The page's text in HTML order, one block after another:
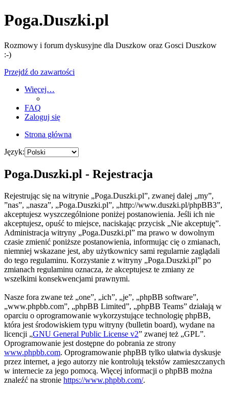
Poga.Duszki.pl
Rozmowy i forum dyskusyjne dla Duszkow oraz Gosci Duszkow
:-)
Przejdź do zawartości
Więcej…
FAQ
Zaloguj się
Strona główna
Język:
Poga.Duszki.pl - Rejestracja
Rejestrując się na witrynie „Poga.Duszki.pl”, zwanej dalej „my”,
”nas”, „nasza”, „Poga.Duszki.pl”, „http://www.duszki.pl/phpBB3”,
akceptujesz wyszczególnione poniżej postanowienia. Jeśli ich nie
akceptujesz, opuść to miejsce, naciskając przycisk „Nie akceptuję”.
Administracja witryny „Poga.Duszki.pl” ma prawo w dowolnym
czasie zmienić poniższe postanowienia, informując cię o zmianach,
niemniej wskazane jest, aby użytkownicy sami regularnie zaglądali
do tego regulaminu. Korzystanie z witryny „Poga.Duszki.pl” po
zmianach regulaminu oznacza, że akceptujesz te zmiany ze
wszelkimi konsekwencjami prawnymi.
Nasze fora zwane też „one”, „ich”, „je”, „phpBB software”,
„www.phpbb.com”, „phpBB Limited”, „phpBB Teams” działają w
oparciu o oprogramowanie wykorzystujące technologię phpBB,
która jest środowiskiem typu witryny (bulletin board), wydane na
licencji „GNU General Public License v2” zwanej też „GPL”.
Oprogramowanie jest dostępne do pobrania ze strony
www.phpbb.com. Oprogramowanie phpBB tylko ułatwia dyskusje
przez internet, a jego autorzy nie kontrolują tekstów zamieszczanych
w internecie za jego pomocą. Więcej informacji o phpBB można
znaleźć na stronie https://www.phpbb.com/.